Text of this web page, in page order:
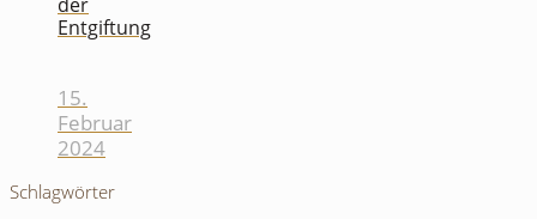
Entgiftung
15.
Februar
2024
Schlagwörter